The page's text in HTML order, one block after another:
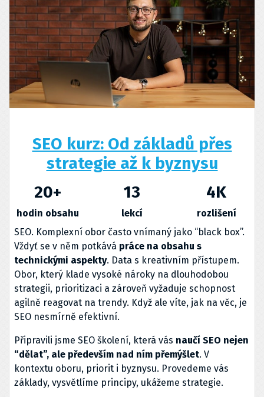
SEO kurz: Od základů přes
strategie až k byznysu
20+
hodin obsahu
13
lekcí
4K
rozlišení
SEO. Komplexní obor často vnímaný jako “black box”.
Vždyť se v něm potkává práce na obsahu s
technickými aspekty. Data s kreativním přístupem.
Obor, který klade vysoké nároky na dlouhodobou
strategii, prioritizaci a zároveň vyžaduje schopnost
agilně reagovat na trendy. Když ale víte, jak na věc, je
SEO nesmírně efektivní.
Připravili jsme SEO školení, která vás naučí SEO nejen
“dělat”, ale především nad ním přemýšlet. V
kontextu oboru, priorit i byznysu. Provedeme vás
základy, vysvětlíme principy, ukážeme strategie.